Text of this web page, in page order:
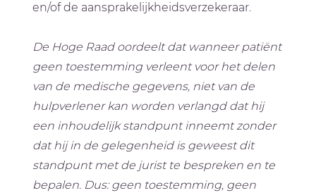
en/of de aansprakelijkheidsverzekeraar.
De Hoge Raad oordeelt dat wanneer patiënt
geen toestemming verleent voor het delen
van de medische gegevens, niet van de
hulpverlener kan worden verlangd dat hij
een inhoudelijk standpunt inneemt zonder
dat hij in de gelegenheid is geweest dit
standpunt met de jurist te bespreken en te
bepalen. Dus: geen toestemming, geen